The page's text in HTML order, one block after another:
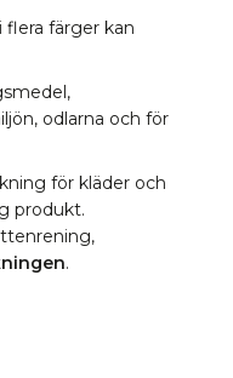
färger kan
odlarna och för
för kläder och
produkt.
.